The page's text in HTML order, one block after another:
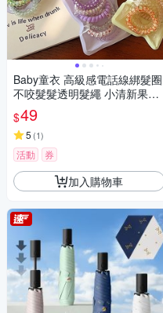
Baby童衣 高級感電話線綁髮圈
不咬髮髮透明髮繩 小清新果凍
色高彈力皮筋 11712
$49
5 (1)
活動 券
加入購物車